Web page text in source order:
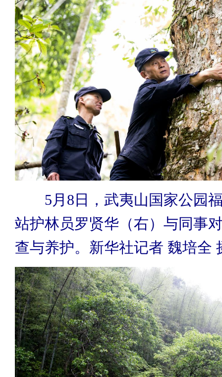
5月8日，武夷山国家公园福
站护林员罗贤华（右）与同事
查与养护。新华社记者 魏培全